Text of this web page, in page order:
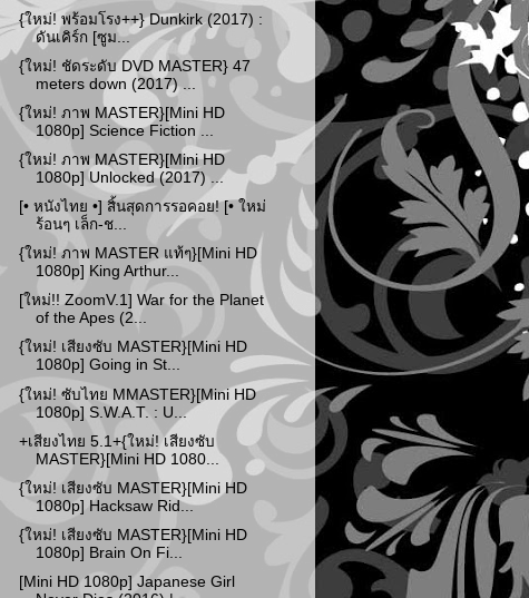
{ใหม่! พร้อมโรง++} Dunkirk (2017) :
ดันเคิร์ก [ซูม...
{ใหม่! ชัดระดับ DVD MASTER} 47
meters down (2017) ...
{ใหม่! ภาพ MASTER}[Mini HD
1080p] Science Fiction ...
{ใหม่! ภาพ MASTER}[Mini HD
1080p] Unlocked (2017) ...
[• หนังไทย •] สิ้นสุดการรอคอย! [• ใหม่
ร้อนๆ เล็ก-ช...
{ใหม่! ภาพ MASTER แท้ๆ}[Mini HD
1080p] King Arthur...
[ใหม่!! ZoomV.1] War for the Planet
of the Apes (2...
{ใหม่! เสียงซับ MASTER}[Mini HD
1080p] Going in St...
{ใหม่! ซับไทย MMASTER}[Mini HD
1080p] S.W.A.T. : U...
+เสียงไทย 5.1+{ใหม่! เสียงซับ
MASTER}[Mini HD 1080...
{ใหม่! เสียงซับ MASTER}[Mini HD
1080p] Hacksaw Rid...
{ใหม่! เสียงซับ MASTER}[Mini HD
1080p] Brain On Fi...
[Mini HD 1080p] Japanese Girl